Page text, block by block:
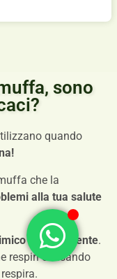
sono
quando
che la
alla tua salute
molto potente.
respiri causando